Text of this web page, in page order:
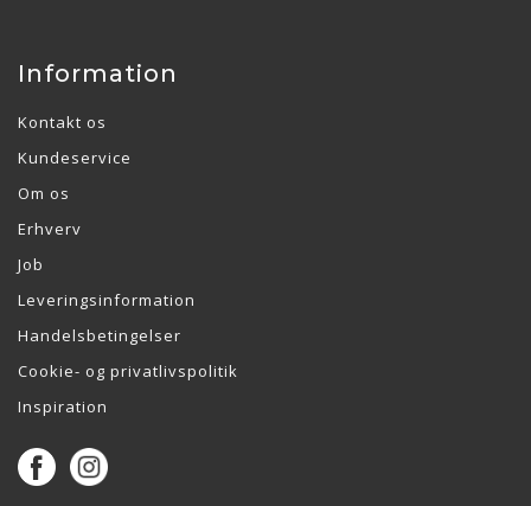
Information
Kontakt os
Kundeservice
Om os
Erhverv
Job
Leveringsinformation
Handelsbetingelser
Cookie- og privatlivspolitik
Inspiration